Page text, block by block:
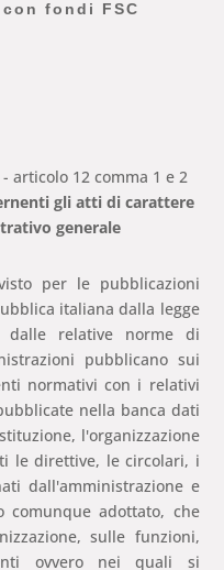
fondi FSC
articolo 12 comma 1 e 2
gli atti di carattere
generale
per le pubblicazioni
italiana dalla legge
relative norme di
pubblicano sui
normativi con i relativi
nella banca dati
l'organizzazione
le direttive, le circolari, i
dall'amministrazione e
comunque adottato, che
sulle funzioni,
ovvero nei quali si